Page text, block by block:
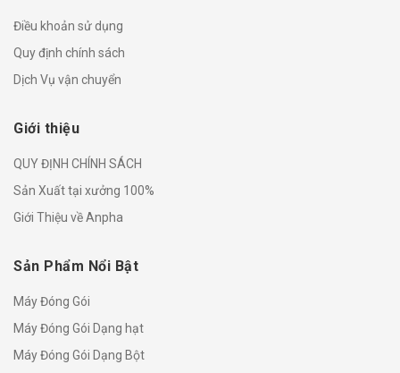
Điều khoản sử dụng
Quy định chính sách
Dịch Vụ vận chuyển
Giới thiệu
QUY ĐỊNH CHÍNH SÁCH
Sản Xuất tại xưởng 100%
Giới Thiệu về Anpha
Sản Phẩm Nổi Bật
Máy Đóng Gói
Máy Đóng Gói Dạng hạt
Máy Đóng Gói Dạng Bột